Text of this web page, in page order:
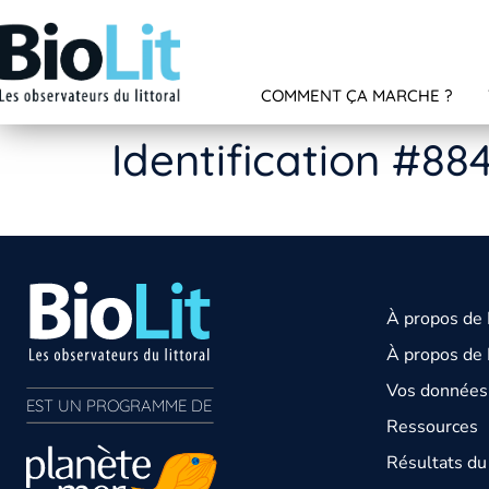
COMMENT ÇA MARCHE ?
Identification
EST UN PROGRAMME DE
À propos de
À propos de
Vos
Ressources
Résultats